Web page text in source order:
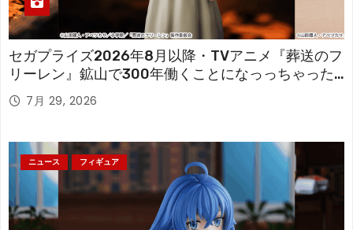
セガプライズ2026年8月以降・TVアニメ『葬送のフ
リーレン』鉱山で300年働くことになっっちゃった
「フリーレン」を立体化！
7月 29, 2026
ニュース フィギュア